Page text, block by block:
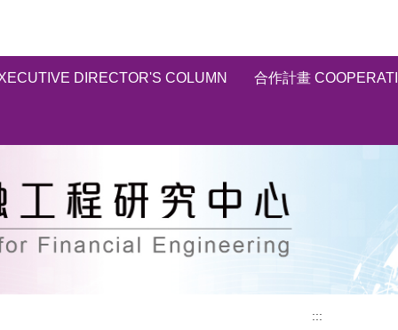
DIRECTOR'S COLUMN 合作計畫
:::